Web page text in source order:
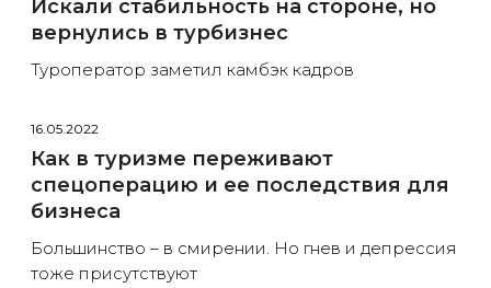
Искали стабильность на стороне, но
вернулись в турбизнес
Туроператор заметил камбэк кадров
16.05.2022
Как в туризме переживают
спецоперацию и ее последствия для
бизнеса
Большинство – в смирении. Но гнев и депрессия
тоже присутствуют